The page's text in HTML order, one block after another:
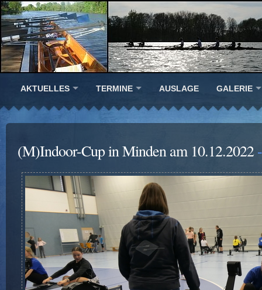
AKTUELLES TERMINE AUSLAGE GALERIE
(M)Indoor-Cup in Minden am 10.12.2022-